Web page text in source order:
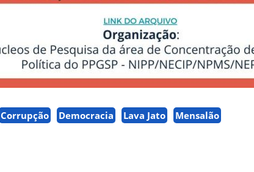
Corrupção Democracia Lava Jato Mensalão